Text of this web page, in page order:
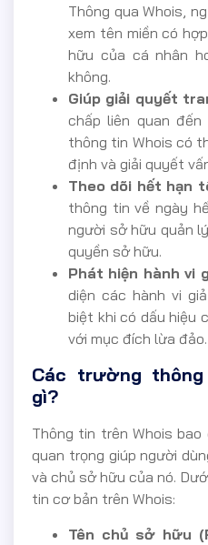
Thông qua Whois,
xem tên miền có
hữu của cá nhân
không.
Giúp giải quyết
chấp liên quan
thông tin Whois có
định và giải quyết
Theo dõi hết hạn
thông tin về ngày
người sở hữu quản
quyền sở hữu.
Phát hiện hành vi
diện các hành vi
biệt khi có dấu hiệu
với mục đích lừa đảo.
Các trường
gì?
Thông tin trên Whois
quan trọng giúp người
và chủ sở hữu của nó.
tin cơ bản trên Whois:
Tên chủ sở hữu